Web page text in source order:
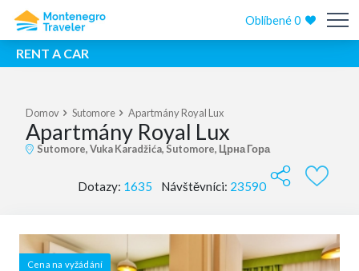
Oblíbené0
RENT A CAR
Domov Sutomore Apartmány Royal Lux
Apartmány Royal Lux
Sutomore, Vuka Karadžića, Sutomore, Црна Гора
Dotazy: 1635 Návštěvníci: 23590
Cena na vyžádání